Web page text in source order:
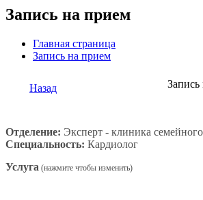
Запись на прием
Главная страница
Запись на прием
Назад
Отделение: Эксперт - клиника
Специальность: Кардиолог
Услуга